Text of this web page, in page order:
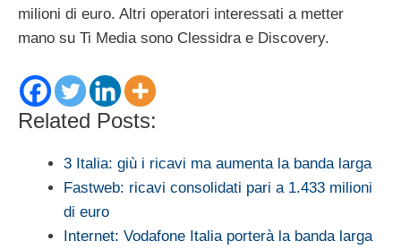
milioni di euro. Altri operatori interessati a metter
mano su Ti Media sono Clessidra e Discovery.
Related Posts:
3 Italia: giù i ricavi ma aumenta la banda larga
Fastweb: ricavi consolidati pari a 1.433 milioni
di euro
Internet: Vodafone Italia porterà la banda larga